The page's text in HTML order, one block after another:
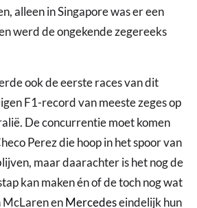
alleen in Singapore was er een
werd de ongekende zegereeks
ook de eerste races van dit
F1-record van meeste zeges op
De concurrentie moet komen
Perez die hoop in het spoor van
maar daarachter is het nog de
kan maken én of de toch nog wat
McLaren enMercedeseindelijk hun